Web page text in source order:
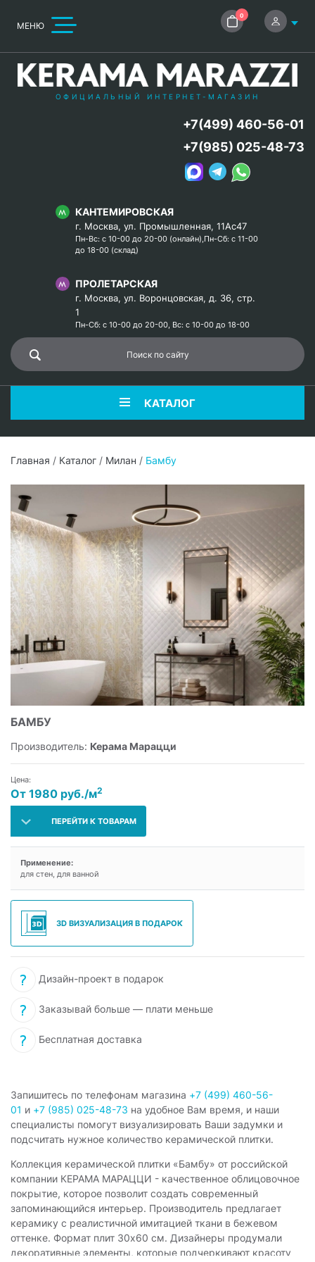
МЕНЮ
0
ОФИЦИАЛЬНЫЙ ИНТЕРНЕТ-МАГАЗИН
КАНТЕМИРОВСКАЯ
г. Москва, ул. Промышленная, 11Ас47
Пн-Вс: с 10-00 до 20-00 (онлайн),Пн-Сб: с 11-00
до 18-00 (склад)
ПРОЛЕТАРСКАЯ
г. Москва, ул. Воронцовская, д. 36, стр.
1
Пн-Сб: с 10-00 до 20-00, Вс: с 10-00 до 18-00
+7(499) 460-56-01
+7(985) 025-48-73
КАТАЛОГ
Главная / Каталог / Милан / Бамбу
БАМБУ
Производитель: Керама Марацци
Цена:
От 1980 руб./м2
ПЕРЕЙТИ К ТОВАРАМ
Применение:
для стен, для ванной
3D ВИЗУАЛИЗАЦИЯ В ПОДАРОК
Дизайн-проект в подарок
Заказывай больше — плати меньше
Бесплатная доставка
Запишитесь по телефонам магазина +7 (499) 460-56-
01 и +7 (985) 025-48-73 на удобное Вам время, и наши
специалисты помогут визуализировать Ваши задумки и
подсчитать нужное количество керамической плитки.
Коллекция керамической плитки «Бамбу» от российской
компании КЕРАМА МАРАЦЦИ - качественное облицовочное
покрытие, которое позволит создать современный
запоминающийся интерьер. Производитель предлагает
керамику с реалистичной имитацией ткани в бежевом
оттенке. Формат плит 30x60 см. Дизайнеры продумали
декоративные элементы, которые подчеркивают красоту